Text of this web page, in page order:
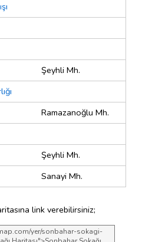
Şeyhli Mh.
Ramazanoğlu Mh.
Şeyhli Mh.
Sanayi Mh.
link verebilirsiniz;